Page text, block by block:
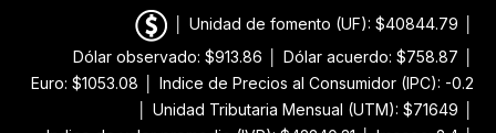
Unidad de fomento (UF): $40844.79
Dólar observado: $913.86
Dólar acuerdo: $758.87
Euro: $1053.08
Indice de Precios al Consumidor (IPC): -0.2
Unidad Tributaria Mensual (UTM): $71649